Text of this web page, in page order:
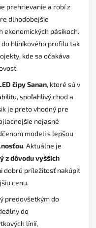
prehrievanie a robí z
dlhodobejšie
ekonomických pásikoch.
hliníkového profilu tak
kde sa očakáva
čipy Sanan, ktoré sú v
spoľahlivý chod a
je preto vhodný pre
nejasné
modeli s lepšou
. Aktuálne je
z dôvodu vyšších
dobrú príležitosť nakúpiť
cenu.
predovšetkým do
do
línií,